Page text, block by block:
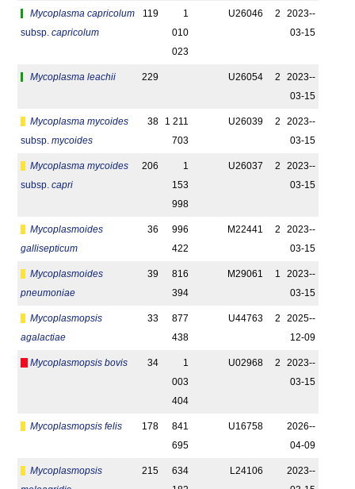
Mycoplasma capricolum
subsp. capricolum
119
1
010
023
U26046 2
2023-­
03-15
Mycoplasma leachii 229 U26054 2
2023-­
03-15
Mycoplasma mycoides
subsp. mycoides
38
1 211
703
U26039 2
2023-­
03-15
Mycoplasma mycoides
subsp. capri
206
1
153
998
U26037 2
2023-­
03-15
Mycoplasmoides
gallisepticum
36
996
422
M22441 2
2023-­
03-15
Mycoplasmoides
pneumoniae
39
816
394
M29061 1
2023-­
03-15
Mycoplasmopsis
agalactiae
33
877
438
U44763 2
2025-­
12-09
Mycoplasmopsis bovis 34
1
003
404
U02968 2
2023-­
03-15
Mycoplasmopsis felis 178
841
695
U16758
2026-­
04-09
Mycoplasmopsis
215
634
L24106
2023-­